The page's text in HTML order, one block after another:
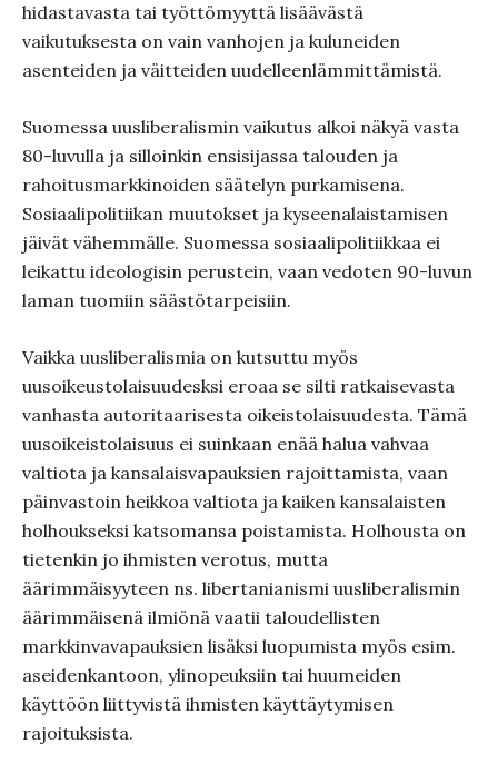
hidastavasta tai työttömyyttä lisäävästä
vaikutuksesta on vain vanhojen ja kuluneiden
asenteiden ja väitteiden uudelleenlämmittämistä.
Suomessa uusliberalismin vaikutus alkoi näkyä vasta
80-luvulla ja silloinkin ensisijassa talouden ja
rahoitusmarkkinoiden säätelyn purkamisena.
Sosiaalipolitiikan muutokset ja kyseenalaistamisen
jäivät vähemmälle. Suomessa sosiaalipolitiikkaa ei
leikattu ideologisin perustein, vaan vedoten 90-luvun
laman tuomiin säästötarpeisiin.
Vaikka uusliberalismia on kutsuttu myös
uusoikeustolaisuudesksi eroaa se silti ratkaisevasta
vanhasta autoritaarisesta oikeistolaisuudesta. Tämä
uusoikeistolaisuus ei suinkaan enää halua vahvaa
valtiota ja kansalaisvapauksien rajoittamista, vaan
päinvastoin heikkoa valtiota ja kaiken kansalaisten
holhoukseksi katsomansa poistamista. Holhousta on
tietenkin jo ihmisten verotus, mutta
äärimmäisyyteen ns. libertanianismi uusliberalismin
äärimmäisenä ilmiönä vaatii taloudellisten
markkinvavapauksien lisäksi luopumista myös esim.
aseidenkantoon, ylinopeuksiin tai huumeiden
käyttöön liittyvistä ihmisten käyttäytymisen
rajoituksista.